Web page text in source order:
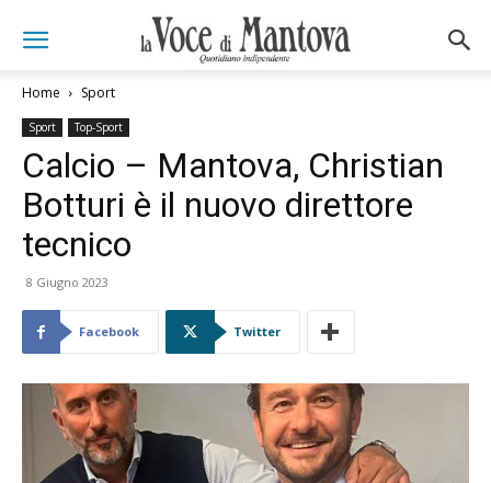
Home Sport
Sport Top-Sport
Calcio – Mantova, Christian
Botturi è il nuovo direttore
tecnico
8 Giugno 2023
Facebook Twitter